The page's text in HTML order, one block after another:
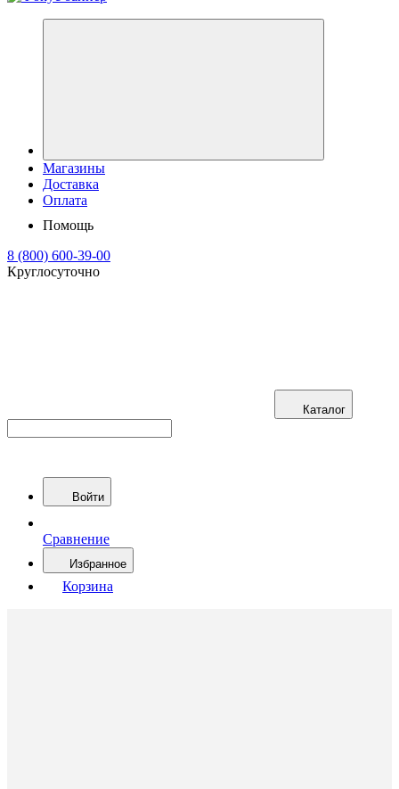
Магазины
Доставка
Оплата
Помощь
8 (800) 600-39-00
Круглосуточно
Каталог
Войти
Сравнение
Избранное
Корзина